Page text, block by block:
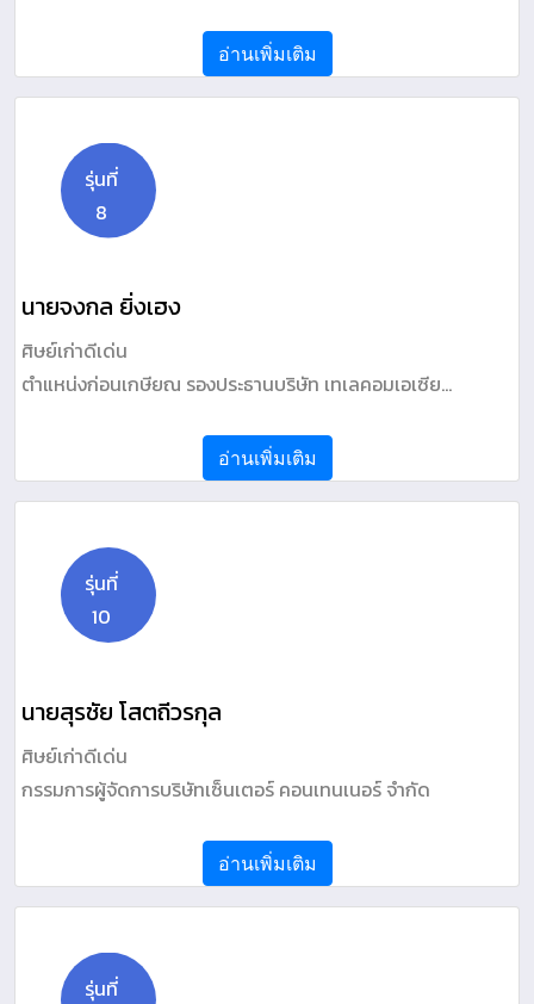
อ่านเพิ่มเติม
รุ่นที่
8
นายจงกล ยิ่งเฮง
ศิษย์เก่าดีเด่น
ตำแหน่งก่อนเกษียณ รองประธานบริษัท เทเลคอมเอเซีย
อ่านเพิ่มเติม
รุ่นที่
10
นายสุรชัย โสตถีวรกุล
ศิษย์เก่าดีเด่น
กรรมการผู้จัดการบริษัทเซ็นเตอร์ คอนเทนเนอร์ จำกัด
อ่านเพิ่มเติม
รุ่นที่